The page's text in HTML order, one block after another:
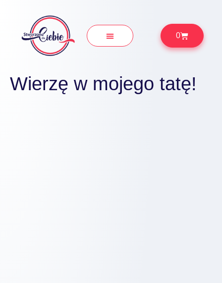
0
Wierzę w mojego tatę!